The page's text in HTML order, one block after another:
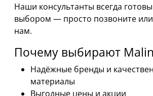
Наши консультанты всегда
выбором — просто позвоните
нам.
Почему выбирают
Надёжные бренды и
материалы
Выгодные цены и акции